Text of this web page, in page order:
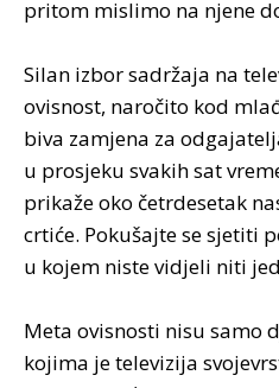
pritom mislimo na njene
Silan izbor sadržaja na
ovisnost, naročito kod
biva zamjena za
u prosjeku svakih sat
prikaže oko četrdesetak
crtiće. Pokušajte se sjetiti
u kojem niste vidjeli niti
Meta ovisnosti nisu samo
kojima je televizija